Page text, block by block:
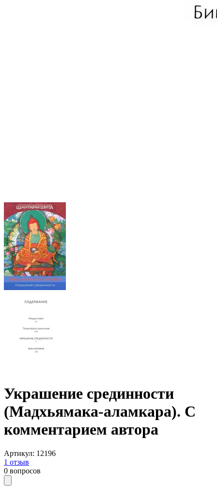
Украшение срединности
(Мадхьямака-аламкара). С
комментарием автора
Артикул: 12196
1 отзыв
0 вопросов